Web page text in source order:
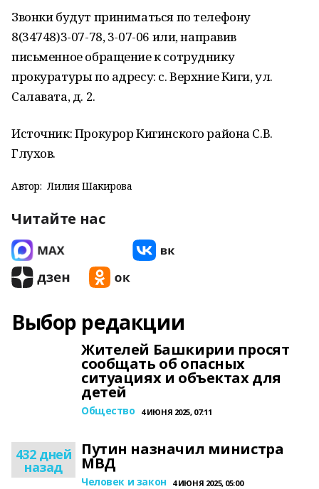
Звонки будут приниматься по телефону
8(34748)3-07-78, 3-07-06 или, направив
письменное обращение к сотруднику
прокуратуры по адресу: с. Верхние Киги, ул.
Салавата, д. 2.
Источник: Прокурор Кигинского района С.В.
Глухов.
Автор: Лилия Шакирова
Читайте нас
Выбор редакции
Жителей Башкирии просят
сообщать об опасных
ситуациях и объектах для
детей
Общество 4 ИЮНЯ 2025, 07:11
432 дней
назад
Путин назначил министра
МВД
Человек и закон 4 ИЮНЯ 2025, 05:00